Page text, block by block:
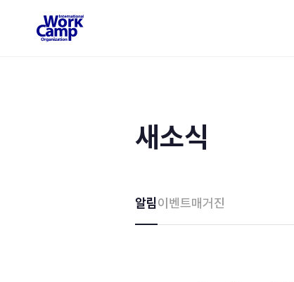
새소식
알림이벤트매거진